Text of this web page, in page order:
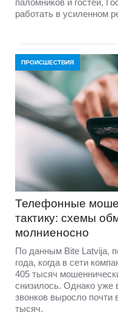
паломников и гостей,
работать в усиленном
ПРОИСШЕСТВИЯ
Телефонные
тактику: схемы
молниеносно
По данным Bite Latvija,
года, когда в сети
405 тысяч
снизилось. Однако уже
звонков выросло почти
тысяч.